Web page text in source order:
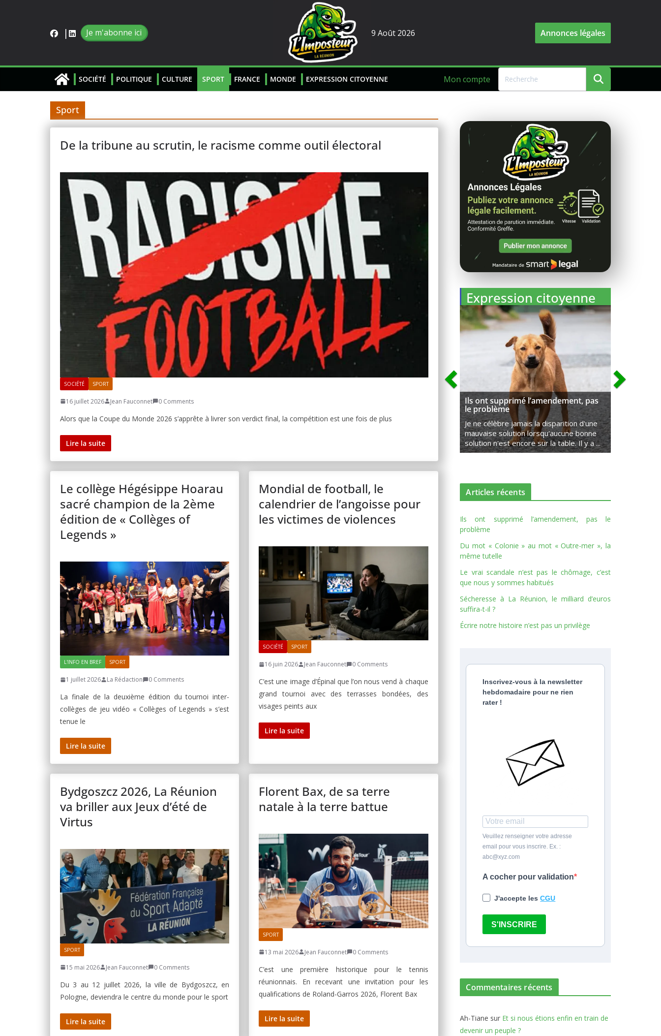
Je m'abonne ici 9 Août 2026 Annonces légales
SOCIÉTÉ POLITIQUE CULTURE SPORT FRANCE MONDE EXPRESSION CITOYENNE Mon compte
Sport
De la tribune au scrutin, le racisme comme outil électoral
SOCIÉTÉ SPORT
16 juillet 2026 Jean Fauconnet 0 Comments
Alors que la Coupe du Monde 2026 s’apprête à livrer son verdict final, la compétition est une fois de plus
Lire la suite
Le collège Hégésippe Hoarau
sacré champion de la 2ème
édition de « Collèges of
Legends »
L'INFO EN BREF SPORT
1 juillet 2026 La Rédaction 0 Comments
La finale de la deuxième édition du tournoi inter-
collèges de jeu vidéo « Collèges of Legends » s’est
tenue le
Lire la suite
Mondial de football, le
calendrier de l’angoisse pour
les victimes de violences
SOCIÉTÉ SPORT
16 juin 2026 Jean Fauconnet 0 Comments
C’est une image d’Épinal que l’on nous vend à chaque
grand tournoi avec des terrasses bondées, des
visages peints aux
Lire la suite
Bydgoszcz 2026, La Réunion
va briller aux Jeux d’été de
Virtus
SPORT
15 mai 2026 Jean Fauconnet 0 Comments
Du 3 au 12 juillet 2026, la ville de Bydgoszcz, en
Pologne, deviendra le centre du monde pour le sport
Lire la suite
Florent Bax, de sa terre
natale à la terre battue
SPORT
13 mai 2026 Jean Fauconnet 0 Comments
C’est une première historique pour le tennis
réunionnais. En recevant une invitation pour les
qualifications de Roland-Garros 2026, Florent Bax
Lire la suite
Expression citoyenne
Ils ont supprimé l’amendement, pas
le problème
Je ne célèbre jamais la disparition d'une
mauvaise solution lorsqu'aucune bonne
solution n'est encore sur la table. Il y a ...
Articles récents
Ils ont supprimé l’amendement, pas le
problème
Du mot « Colonie » au mot « Outre-mer », la
même tutelle
Le vrai scandale n’est pas le chômage, c’est
que nous y sommes habitués
Sécheresse à La Réunion, le milliard d’euros
suffira-t-il ?
Écrire notre histoire n’est pas un privilège
Inscrivez-vous à la newsletter
hebdomadaire pour ne rien
rater !
Veuillez renseigner votre adresse
email pour vous inscrire. Ex. :
abc@xyz.com
A cocher pour validation
J'accepte lesCGU
S'INSCRIRE
Commentaires récents
Ah-Tiane sur Et si nous étions enfin en train de
devenir un peuple ?